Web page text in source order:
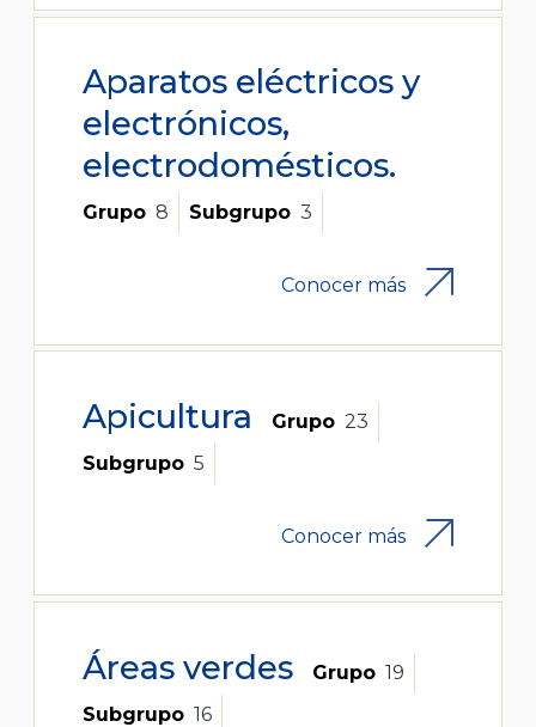
Aparatos eléctricos y
electrónicos,
electrodomésticos.
Grupo 8 Subgrupo 3
Conocer más
Apicultura Grupo 23
Subgrupo 5
Conocer más
Áreas verdes Grupo 19
Subgrupo 16